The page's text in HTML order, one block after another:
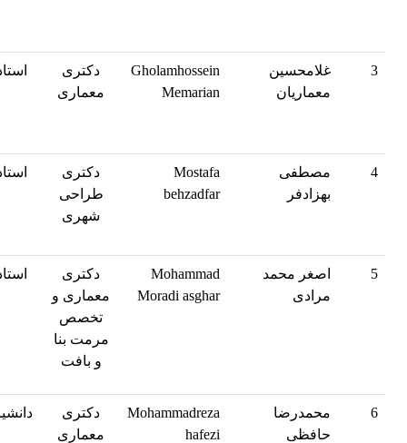
3
غلامحسین
معماریان
Gholamhossein
Memarian
دکتری
معماری
4
مصطفی
بهزادفر
Mostafa
behzadfar
دکتری
طراحی
شهری
5
اصغر محمد
مرادی
Mohammad
Moradi asghar
دکتری
معماری و
تخصص
مرمت بنا
و بافت
6
محمدرضا
حافظی
Mohammadreza
hafezi
دکتری
معماری